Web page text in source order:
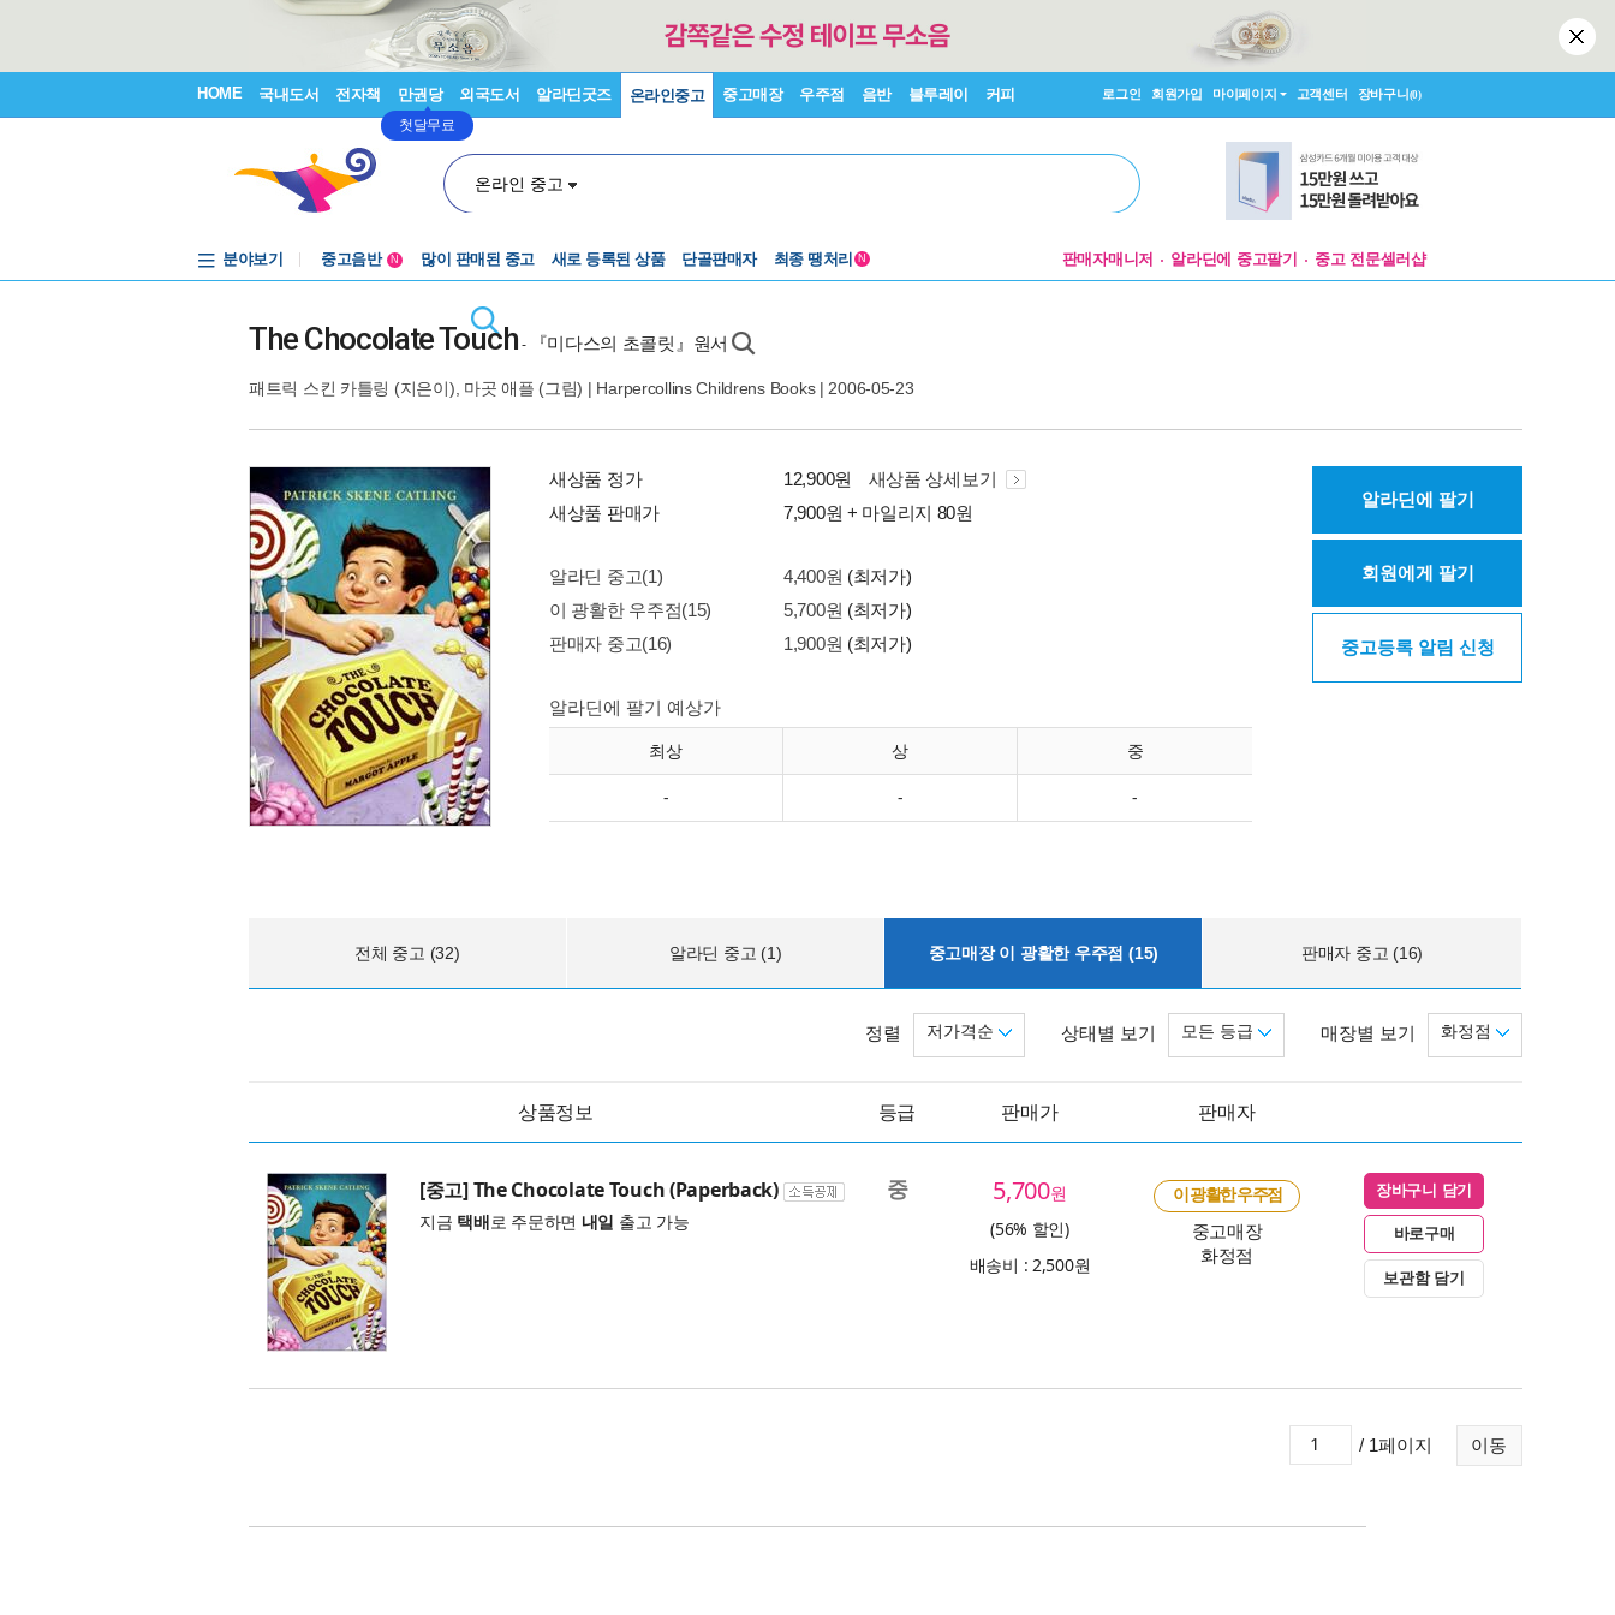
HOME 국내도서 전자책 만권당
첫달무료
외국도서 알라딘굿즈 온라인중고 중고매장 우주점 음반 블루레이 커피 로그인 회원가입 마이페이지 고객센터 장바구니(0)
온라인 중고
분야보기
중고음반
N 많이 판매된 중고 새로 등록된 상품 단골판매자 최종 땡처리 N 판매자매니저 알라딘에 중고팔기 중고 전문셀러샵
The Chocolate Touch - 『미다스의 초콜릿』원서
패트릭 스킨 카틀링 (지은이), 마곳 애플 (그림) | Harpercollins Childrens Books| 2006-05-23
새상품 정가 12,900원
새상품 상세보기
새상품 판매가
7,900원 + 마일리지 80원
알라딘 중고(1) 4,400원 (최저가)
이 광활한 우주점(15)
5,700원 (최저가)
판매자 중고(16)
1,900원 (최저가)
알라딘에 팔기 예상가
최상 상 중
- - -
알라딘에 팔기
회원에게 팔기
중고등록 알림 신청
전체 중고 (32) 알라딘 중고 (1) 중고매장 이 광활한 우주점 (15) 판매자 중고 (16)
매장별 보기 화정점
상태별 보기 모든 등급
정렬 저가격순
상품정보 등급 판매가 판매자
[중고] The Chocolate Touch (Paperback)
지금 택배로 주문하면 내일 출고 가능
중 5,700원
(56% 할인)
배송비 : 2,500원
이 광활한 우주점
중고매장
화정점
장바구니 담기
바로구매
보관함 담기
이동
/ 1페이지